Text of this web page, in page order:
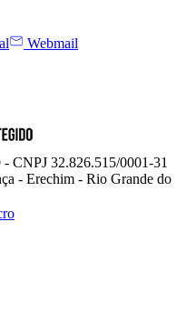
Webmail
32.826.515/0001-31
- Erechim - Rio Grande do